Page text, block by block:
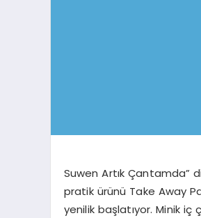
Suwen Artık Çantamda”
pratik ürünü Take Away
yenilik başlatıyor. Minik iç